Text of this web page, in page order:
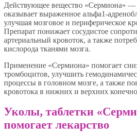
Действующее вещество «Сермиона» —
оказывает выраженное альфа1-
улучшая мозговое и периферическое
Препарат понижает сосудистое
артериальный кровоток, а также
кислорода тканями мозга.
Применение «Сермиона» помогает
тромбоцитов, улучшить
процессы в головном мозге, а также
кровотока в нижних и верхних
Уколы, таблетки
помогает лекарство